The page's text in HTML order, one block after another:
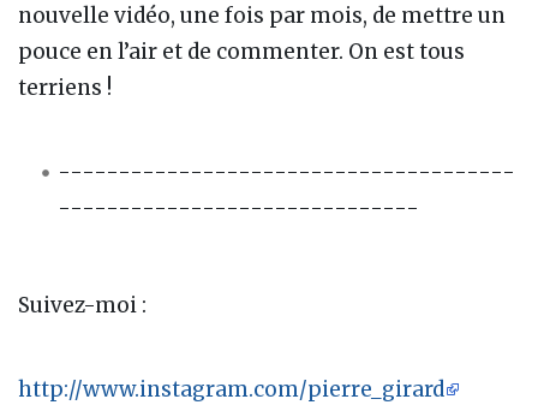
nouvelle vidéo, une fois par mois, de mettre un
pouce en l’air et de commenter. On est tous
terriens !
--------------------------------------
------------------------------
Suivez-moi :
http://www.instagram.com/pierre_girard